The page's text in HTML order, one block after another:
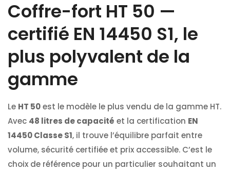
Coffre-fort HT 50 —
certifié EN 14450 S1, le
plus polyvalent de la
gamme
Le HT 50est le modèle le plus vendu de la gamme HT.
Avec 48 litres de capacité et la certification EN
14450 Classe S1, il trouve l’équilibre parfait entre
volume, sécurité certifiée et prix accessible. C’est le
choix de référence pour un particulier souhaitant un